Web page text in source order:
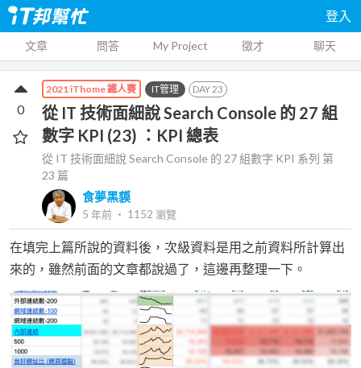
登入
文章 問答 My Project 徵才 聊天
2021 iThome 鐵人賽 IT管理 DAY23
從 IT 技術面細說 Search Console 的 27 組
數字 KPI (23) ：KPI 總表
從 IT 技術面細說 Search Console 的 27 組數字 KPI 系列 第
23 篇
食夢黑貘
5 年前 ‧ 1152 瀏覽
0
在填完上篇所說的資料後，次級資料是用之前資料所計算出
來的，雖然前面的文章都說過了，這邊再整理一下。